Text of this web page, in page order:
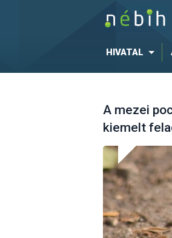
HIVATAL
A mezei
kiemelt